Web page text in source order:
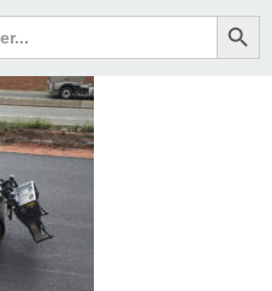
Search